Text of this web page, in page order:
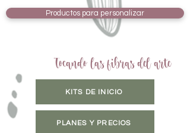
Productos para personalizar
Tocando las fibras del arte
KITS DE INICIO
PLANES Y PRECIOS